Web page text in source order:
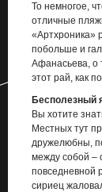
То немногое,
отличные
«Артхроника»
побольше и
Афанасьева, о
этот рай, как
Бесполезный
Вы хотите
Местных тут
дружелюбны,
между собой –
повседневной
сириец